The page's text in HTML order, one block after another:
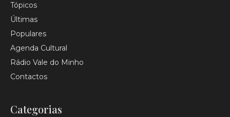
Tópicos
Últimas
Populares
Agenda Cultural
Rádio Vale do Minho
Contactos
Categorias